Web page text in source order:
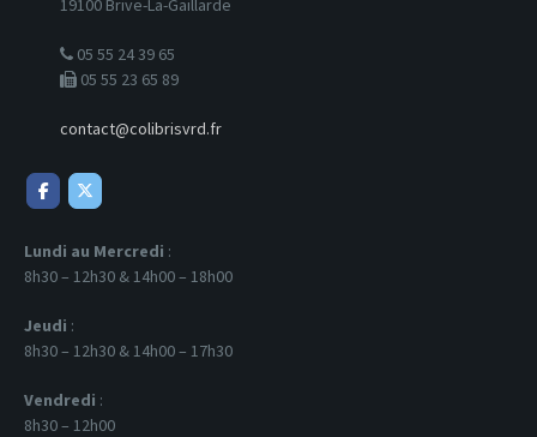
19100 Brive-La-Gaillarde
05 55 24 39 65
05 55 23 65 89
contact@colibrisvrd.fr
Lundi au Mercredi :
8h30 – 12h30 & 14h00 – 18h00
Jeudi :
8h30 – 12h30 & 14h00 – 17h30
Vendredi :
8h30 – 12h00